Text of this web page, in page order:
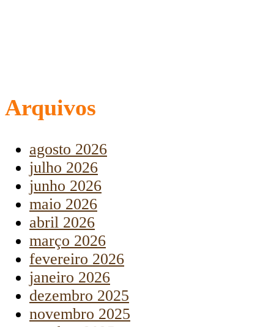
Arquivos
agosto 2026
julho 2026
junho 2026
maio 2026
abril 2026
março 2026
fevereiro 2026
janeiro 2026
dezembro 2025
novembro 2025